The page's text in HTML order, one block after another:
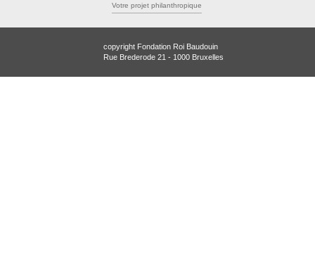
Votre projet philanthropique
copyright Fondation Roi Baudouin
Rue Brederode 21 - 1000 Bruxelles